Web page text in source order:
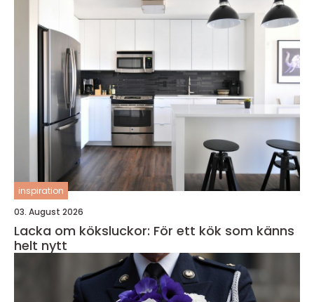
inspiration
03. August 2026
Lacka om köksluckor: För ett kök som känns
helt nytt